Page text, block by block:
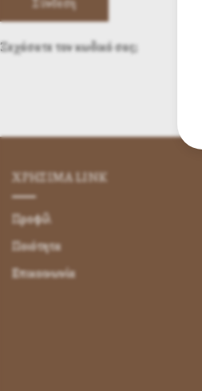
Ξεχάσατε τον κωδικό σας;
ΧΡΗΣΙΜA LINK
Προφίλ
Ποιότητα
Επικοινωνία